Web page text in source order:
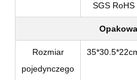
SGS RoHS
Rozmiar
pojedynczego